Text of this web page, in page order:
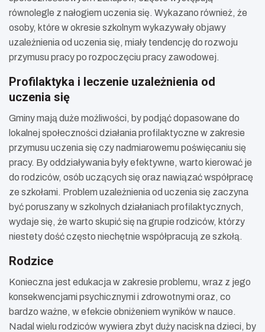
równolegle z nałogiem uczenia się. Wykazano również, że
osoby, które w okresie szkolnym wykazywały objawy
uzależnienia od uczenia się, miały tendencję do rozwoju
przymusu pracy po rozpoczęciu pracy zawodowej.
Profilaktyka i leczenie uzależnienia od
uczenia się
Gminy mają duże możliwości, by podjąć dopasowane do
lokalnej społeczności działania profilaktyczne w zakresie
przymusu uczenia się czy nadmiarowemu poświęcaniu się
pracy. By oddziaływania były efektywne, warto kierować je
do rodziców, osób uczących się oraz nawiązać współpracę
ze szkołami. Problem uzależnienia od uczenia się zaczyna
być poruszany w szkolnych działaniach profilaktycznych,
wydaje się, że warto skupić się na grupie rodziców, którzy
niestety dość często niechętnie współpracują ze szkołą.
Rodzice
Konieczna jest edukacja w zakresie problemu, wraz z jego
konsekwencjami psychicznymi i zdrowotnymi oraz, co
bardzo ważne, w efekcie obniżeniem wyników w nauce.
Nadal wielu rodziców wywiera zbyt duży nacisk na dzieci, by